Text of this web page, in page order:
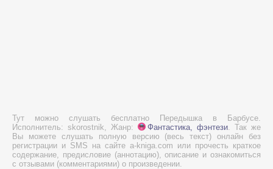
Тут можно слушать бесплатно Передышка в Барбусе.
Исполнитель: skorostnik, Жанр:
Фантастика, фэнтези. Так же
Вы можете слушать полную версию (весь текст) онлайн без
регистрации и SMS на сайте a-kniga.com или прочесть краткое
содержание, предисловие (аннотацию), описание и ознакомиться
с отзывами (комментариями) о произведении.